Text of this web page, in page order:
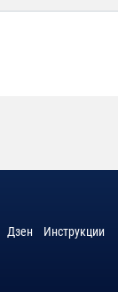
Дзен Инструкции